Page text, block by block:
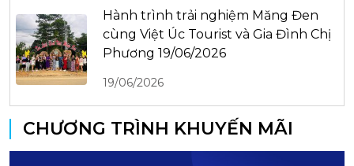
Hành trình trải nghiệm Măng Đen
cùng Việt Úc Tourist và Gia Đình Chị
Phương 19/06/2026
19/06/2026
CHƯƠNG TRÌNH KHUYẾN MÃI